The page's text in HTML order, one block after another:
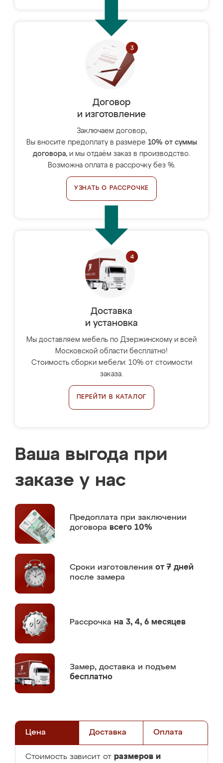
Договор
и изготовление
Заключаем договор,
Вы вносите предоплату в размере 10% от суммы
договора, и мы отдаём заказ в производство.
Возможна оплата в рассрочку без %.
УЗНАТЬ О РАССРОЧКЕ
Доставка
и установка
Мы доставляем мебель по Дзержинскому и всей
Московской области бесплатно!
Стоимость сборки мебели: 10% от стоимости
заказа.
ПЕРЕЙТИ В КАТАЛОГ
Ваша выгода при
заказе у нас
Предоплата при заключении
договора всего 10%
Сроки изготовления от 7 дней
после замера
Рассрочка на 3, 4, 6 месяцев
Замер, доставка и подъем
бесплатно
Цена Доставка Оплата
Стоимость зависит от размеров и